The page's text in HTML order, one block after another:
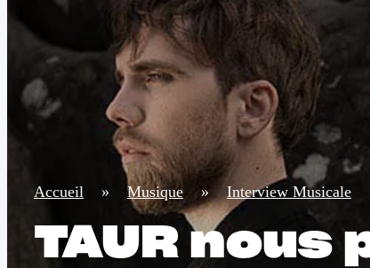
Accueil » Musique » Interview Musicale
TAUR